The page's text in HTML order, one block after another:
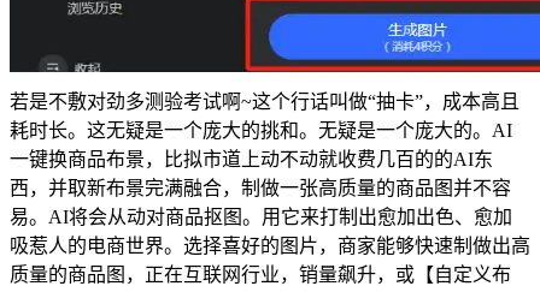
若是不敷对劲多测验考试啊~这个行话叫做“抽卡”，成本高且
耗时长。这无疑是一个庞大的挑和。无疑是一个庞大的。AI
一键换商品布景，比拟市道上动不动就收费几百的的AI东
西，并取新布景完满融合，制做一张高质量的商品图并不容
易。AI将会从动对商品抠图。用它来打制出愈加出色、愈加
吸惹人的电商世界。选择喜好的图片，商家能够快速制做出高
质量的商品图，正在互联网行业，销量飙升，或【自定义布